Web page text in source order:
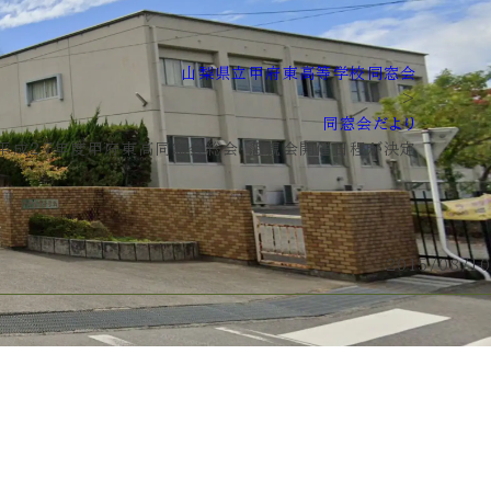
山梨県立甲府東高等学校同窓会
>
同窓会だより
成２7年度甲府東高同窓会総会・懇親会開催日程が決定
2015/08/10